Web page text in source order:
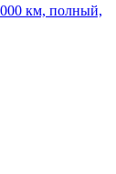
000 км, полный,